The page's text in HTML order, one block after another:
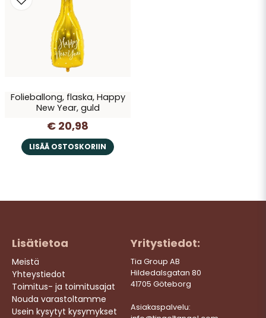
Kyllä, saatte julkaista kysymykseni
Folieballong, flaska, Happy
New Year, guld
€ 20,98
LISÄÄ OSTOSKORIIN
Lisätietoa
Meistä
Yhteystiedot
Toimitus- ja toimitusajat
Nouda varastoltamme
Usein kysytyt kysymykset
Yritystiedot:
Tia Group AB
Hildedalsgatan 80
41705 Göteborg
Asiakaspalvelu: